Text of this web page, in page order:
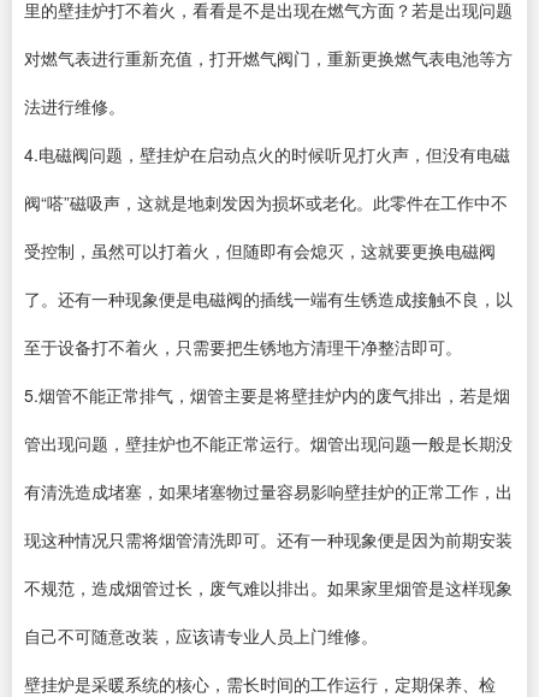
里的壁挂炉打不着火，看看是不是出现在燃气方面？若是出现问题
对燃气表进行重新充值，打开燃气阀门，重新更换燃气表电池等方
法进行维修。
4.电磁阀问题，壁挂炉在启动点火的时候听见打火声，但没有电磁
阀“嗒”磁吸声，这就是地刺发因为损坏或老化。此零件在工作中不
受控制，虽然可以打着火，但随即有会熄灭，这就要更换电磁阀
了。还有一种现象便是电磁阀的插线一端有生锈造成接触不良，以
至于设备打不着火，只需要把生锈地方清理干净整洁即可。
5.烟管不能正常排气，烟管主要是将壁挂炉内的废气排出，若是烟
管出现问题，壁挂炉也不能正常运行。烟管出现问题一般是长期没
有清洗造成堵塞，如果堵塞物过量容易影响壁挂炉的正常工作，出
现这种情况只需将烟管清洗即可。还有一种现象便是因为前期安装
不规范，造成烟管过长，废气难以排出。如果家里烟管是这样现象
自己不可随意改装，应该请专业人员上门维修。
壁挂炉是采暖系统的核心，需长时间的工作运行，定期保养、检